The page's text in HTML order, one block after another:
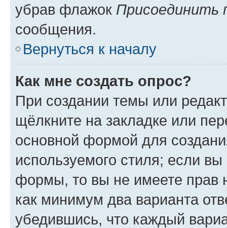
убрав флажок Присоединить
сообщения.
Вернуться к началу
Как мне создать опрос?
При создании темы или
щёлкните на закладке или
основной формой для
используемого стиля; если
формы, то вы не имеете прав
как минимум два варианта
убедившись, что каждый